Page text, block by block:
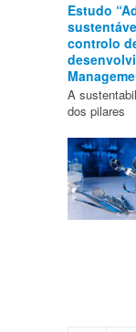
Estudo
controlo
A
dos pilares